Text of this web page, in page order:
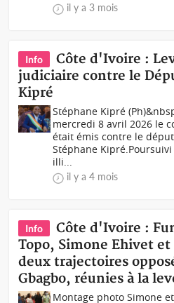
il y a 3 mois
Info
Côte d'Ivoire :
judiciaire contre le
Kipré
Stéphane Kipré
mercredi 8 avril 2026 le
était émis contre le
Stéphane
illi...
il y a 4 mois
Info
Côte d'Ivoire :
Topo, Simone Ehivet et
deux trajectoires
Gbagbo, réunies à la
Montage photo Simone